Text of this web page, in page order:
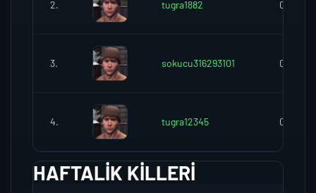
2. tugra1882 0
3. sokucu316293101 0
4. tugra12345 0
HAFTALIK KILLERI